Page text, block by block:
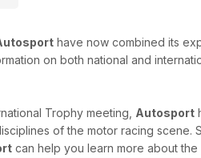
have now combined its
on both national and
Trophy meeting, Autosport
of the motor racing
can help you learn more about